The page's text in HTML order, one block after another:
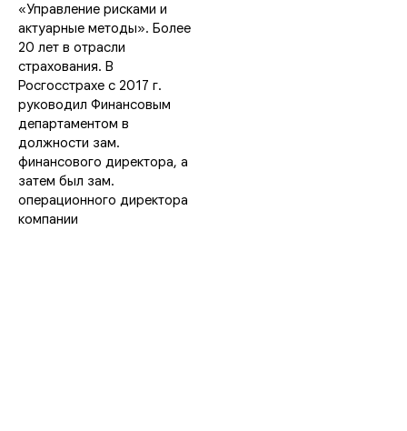
«Управление рисками и
актуарные методы». Более
20 лет в отрасли
страхования. В
Росгосстрахе с 2017 г.
руководил Финансовым
департаментом в
должности зам.
финансового директора, а
затем был зам.
операционного директора
компании